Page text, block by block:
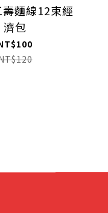
麵線12束經
濟包